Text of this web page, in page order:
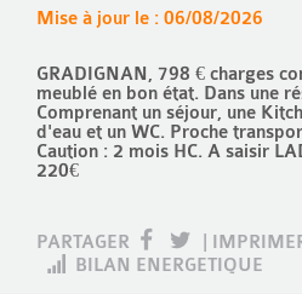
Mise à jour le : 06/08/2026
GRADIGNAN, 798 € charges
meublé en bon état. Dans une
Comprenant un séjour, une
d'eau et un WC. Proche
Caution : 2 mois HC. A saisir
220€
PARTAGER
BILAN ENERGETIQUE